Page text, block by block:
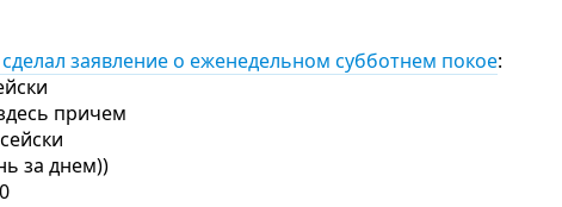
заявление о еженедельном субботнем покое:
причем
за днем))